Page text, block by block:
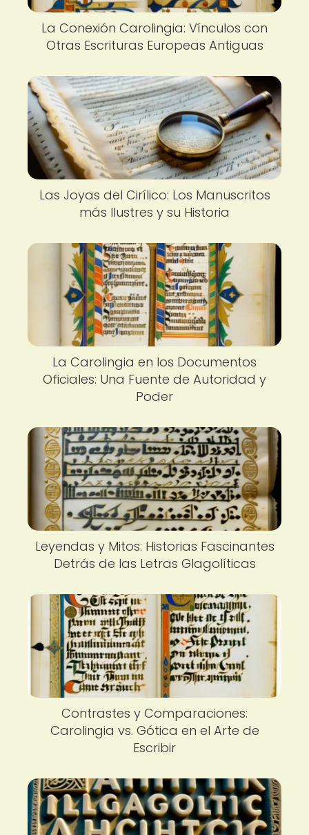
La Conexión Carolingia: Vínculos con
Otras Escrituras Europeas Antiguas
Las Joyas del Cirílico: Los Manuscritos
más Ilustres y su Historia
La Carolingia en los Documentos
Oficiales: Una Fuente de Autoridad y
Poder
Leyendas y Mitos: Historias Fascinantes
Detrás de las Letras Glagolíticas
Contrastes y Comparaciones:
Carolingia vs. Gótica en el Arte de
Escribir